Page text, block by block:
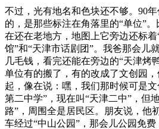
不过，光有地名和色块还不够。90
的，是那些标注在角落里的“单位”
在还在老地方，地图上它旁边还标
馆”和“天津市话剧团”。我爸那会儿
几毛钱，看完还能在旁边的“天津烤
单位有的搬了，有的改成了文创园
起，像在说：嘿，我们那时候可是
第二中学”，现在叫“天津二中”，但
路”，周围全是居民区。朋友说，他
车经过“中山公园”，那会儿公园免费